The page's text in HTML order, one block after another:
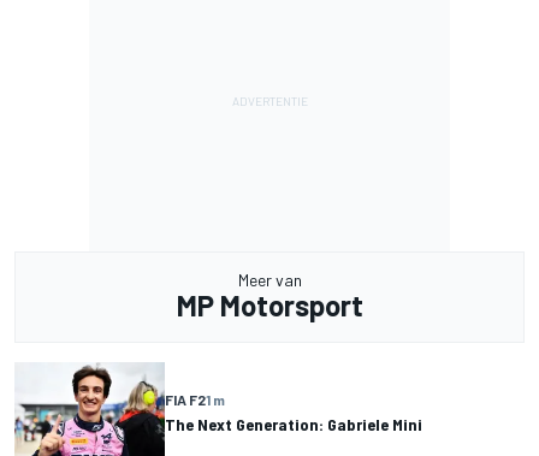
Meer van
MP Motorsport
FIA F21 m
The Next Generation: Gabriele Mini